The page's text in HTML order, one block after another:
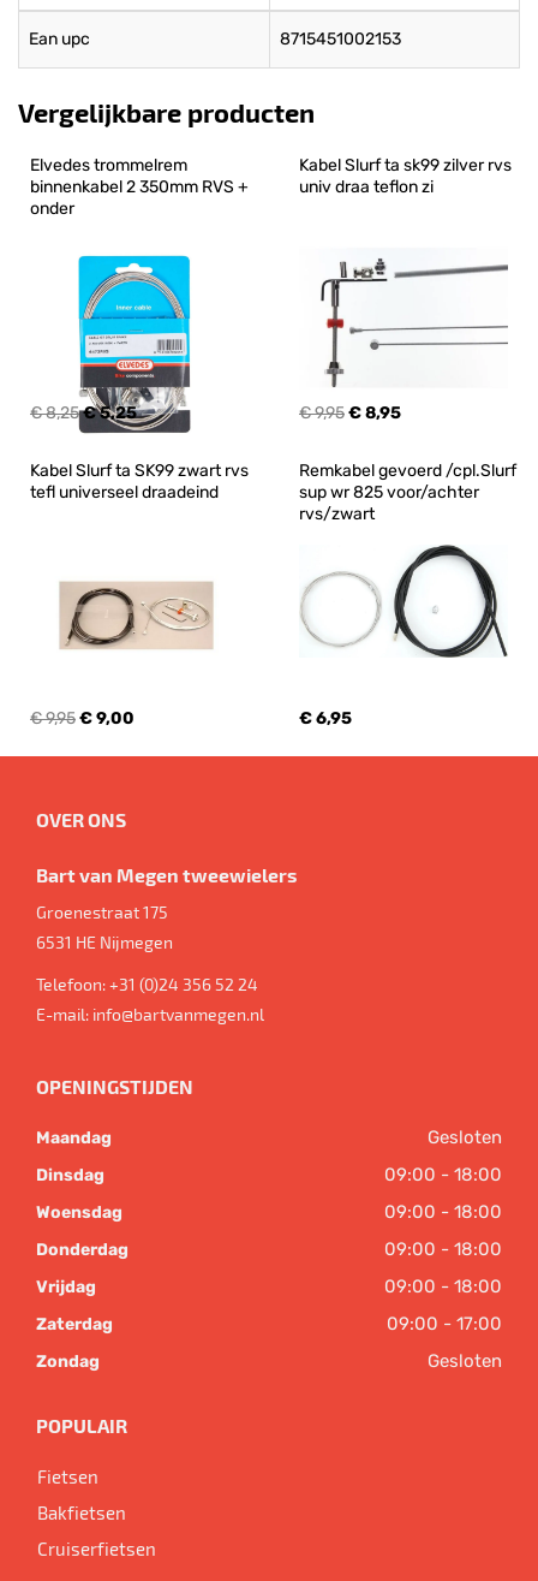
Ean upc 8715451002153
Vergelijkbare producten
Elvedes trommelrem
binnenkabel 2 350mm RVS +
onder
€ 8,25€ 5,25
Kabel Slurf ta sk99 zilver rvs
univ draa teflon zi
€ 9,95€ 8,95
Kabel Slurf ta SK99 zwart rvs
tefl universeel draadeind
€ 9,95€ 9,00
Remkabel gevoerd /cpl.Slurf
sup wr 825 voor/achter
rvs/zwart
€ 6,95
OVER ONS
Bart van Megen tweewielers
Groenestraat 175
6531 HE Nijmegen
Telefoon:+31 (0)24 356 52 24
E-mail: info@bartvanmegen.nl
OPENINGSTIJDEN
Maandag Gesloten
Dinsdag 09:00 - 18:00
Woensdag 09:00 - 18:00
Donderdag 09:00 - 18:00
Vrijdag 09:00 - 18:00
Zaterdag 09:00 - 17:00
Zondag Gesloten
POPULAIR
Fietsen
Bakfietsen
Cruiserfietsen